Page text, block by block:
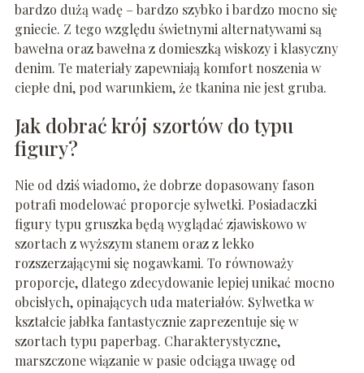
bardzo dużą wadę – bardzo szybko i bardzo mocno się
gniecie. Z tego względu świetnymi alternatywami są
bawełna oraz bawełna z domieszką wiskozy i klasyczny
denim. Te materiały zapewniają komfort noszenia w
ciepłe dni, pod warunkiem, że tkanina nie jest gruba.
Jak dobrać krój szortów do typu
figury?
Nie od dziś wiadomo, że dobrze dopasowany fason
potrafi modelować proporcje sylwetki. Posiadaczki
figury typu gruszka będą wyglądać zjawiskowo w
szortach z wyższym stanem oraz z lekko
rozszerzającymi się nogawkami. To równoważy
proporcje, dlatego zdecydowanie lepiej unikać mocno
obcisłych, opinających uda materiałów. Sylwetka w
kształcie jabłka fantastycznie zaprezentuje się w
szortach typu paperbag. Charakterystyczne,
marszczone wiązanie w pasie odciąga uwagę od